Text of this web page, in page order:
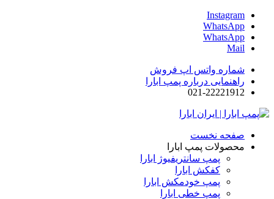
Instagram
WhatsApp
WhatsApp
Mail
شماره واتس اپ فروش
راهنمایی درباره پمپ ابارا
021-22221912
صفحه نخست
محصولات پمپ ابارا
پمپ سانتریفیوژ ابارا
کفکش ابارا
پمپ خودمکش ابارا
پمپ خطی ابارا